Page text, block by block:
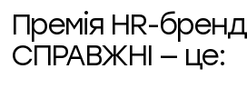
Премія HR-бренд
СПРАВЖНІ — це: